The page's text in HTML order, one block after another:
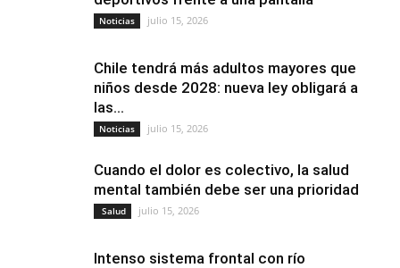
Noticias julio 15, 2026
Chile tendrá más adultos mayores que
niños desde 2028: nueva ley obligará a
las...
Noticias julio 15, 2026
Cuando el dolor es colectivo, la salud
mental también debe ser una prioridad
Salud julio 15, 2026
Intenso sistema frontal con río